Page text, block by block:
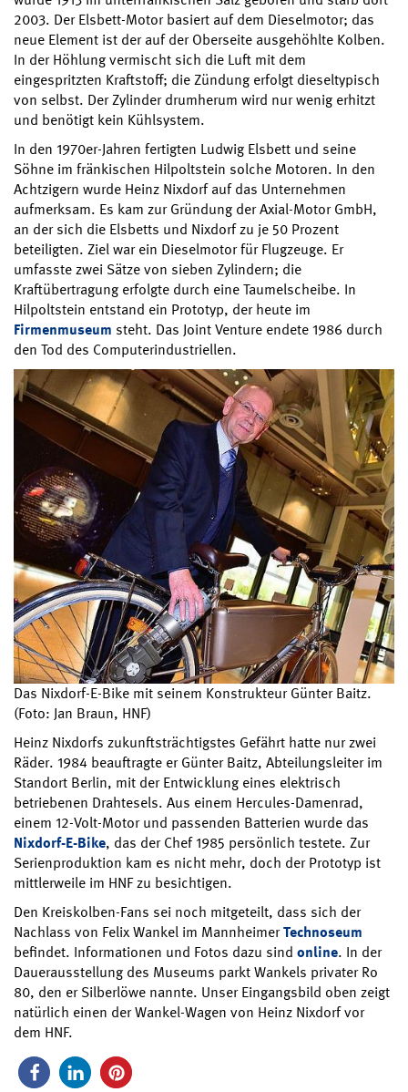
2003. Der Elsbett-Motor basiert auf dem Dieselmotor; das
neue Element ist der auf der Oberseite ausgehöhlte Kolben.
In der Höhlung vermischt sich die Luft mit dem
eingespritzten Kraftstoff; die Zündung erfolgt dieseltypisch
von selbst. Der Zylinder drumherum wird nur wenig erhitzt
und benötigt kein Kühlsystem.
In den 1970er-Jahren fertigten Ludwig Elsbett und seine
Söhne im fränkischen Hilpoltstein solche Motoren. In den
Achtzigern wurde Heinz Nixdorf auf das Unternehmen
aufmerksam. Es kam zur Gründung der Axial-Motor GmbH,
an der sich die Elsbetts und Nixdorf zu je 50 Prozent
beteiligten. Ziel war ein Dieselmotor für Flugzeuge. Er
umfasste zwei Sätze von sieben Zylindern; die
Kraftübertragung erfolgte durch eine Taumelscheibe. In
Hilpoltstein entstand ein Prototyp, der heute im
Firmenmuseum steht. Das Joint Venture endete 1986 durch
den Tod des Computerindustriellen.
Das Nixdorf-E-Bike mit seinem Konstrukteur Günter Baitz.
(Foto: Jan Braun, HNF)
Heinz Nixdorfs zukunftsträchtigstes Gefährt hatte nur zwei
Räder. 1984 beauftragte er Günter Baitz, Abteilungsleiter im
Standort Berlin, mit der Entwicklung eines elektrisch
betriebenen Drahtesels. Aus einem Hercules-Damenrad,
einem 12-Volt-Motor und passenden Batterien wurde das
Nixdorf-E-Bike, das der Chef 1985 persönlich testete. Zur
Serienproduktion kam es nicht mehr, doch der Prototyp ist
mittlerweile im HNF zu besichtigen.
Den Kreiskolben-Fans sei noch mitgeteilt, dass sich der
Nachlass von Felix Wankel im MannheimerTechnoseum
befindet. Informationen und Fotos dazu sind online. In der
Dauerausstellung des Museums parkt Wankels privater Ro
80, den er Silberlöwe nannte. Unser Eingangsbild oben zeigt
natürlich einen der Wankel-Wagen von Heinz Nixdorf vor
dem HNF.